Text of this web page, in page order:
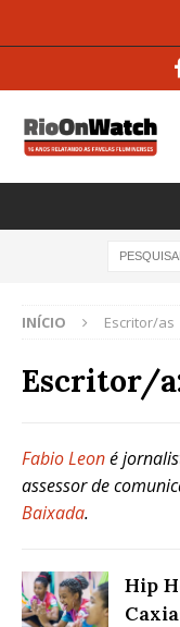
INÍCIO Escritor/as
Escritor/
Fabio Leoné
assessor de
Baixada.
Hip